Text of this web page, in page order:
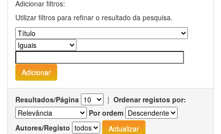
Adicionar filtros:
Utilizar filtros para refinar o resultado da pesquisa.
Resultados/Página | Ordenar registos por:
Por ordem
Autores/Registo